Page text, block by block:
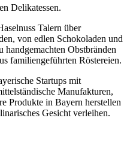
Delikatessen.
Talern über
von edlen Schokoladen und
Obstbränden
familiengeführten Röstereien.
Startups mit
Manufakturen,
Produkte in Bayern herstellen
Gesicht verleihen.